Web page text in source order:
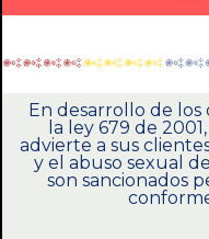
En desarrollo de los
la ley 679 de
advierte a sus
y el abuso sexual
son sancionados